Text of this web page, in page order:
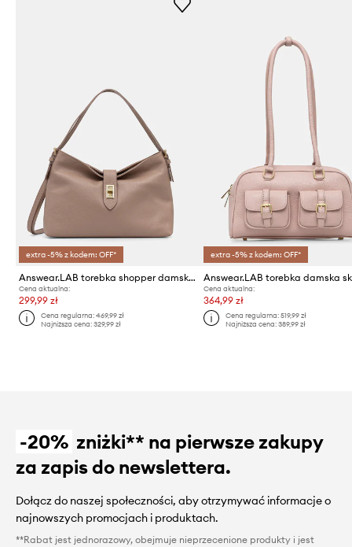
extra -5% z kodem: OFF*
Answear.LAB torebka shopper damska skórzana
Cena aktualna:
299,99 zł
Cena regularna:469,99 zł
Najniższa cena:329,99 zł
extra -5% z kodem: OFF*
Cena aktualna:
364,99 zł
Cena regularna: 519,99 zł
Najniższa cena: 389,99 zł
-20% zniżki** na pierwsze zakupy
za zapis do newslettera.
Dołącz do naszej społeczności, aby otrzymywać informacje o
najnowszych promocjach i produktach.
**Rabat jest jednorazowy, obejmuje nieprzecenione produkty i jest